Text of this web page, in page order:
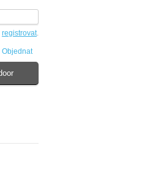
registrovat.
Objednat